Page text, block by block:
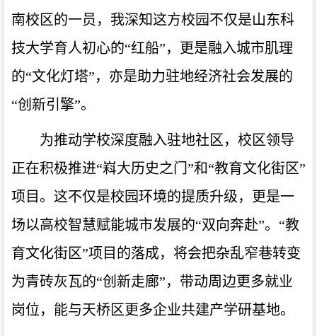
南校区的一员，我深知这方校园不仅是山东科
技大学育人初心的“红船”，更是融入城市肌理
的“文化灯塔”，亦是助力驻地经济社会发展的
“创新引擎”。
为推动学校深度融入驻地社区，校区领导
正在积极推进“嵙大历史之门”和“教育文化街区”
项目。这不仅是校园环境的提质升级，更是一
场以高校智慧赋能城市发展的“双向奔赴”。“教
育文化街区”项目的落成，将会把杂乱窄巷转变
为青砖灰瓦的“创新走廊”，带动周边更多就业
岗位，能与天桥区更多企业共建产学研基地。